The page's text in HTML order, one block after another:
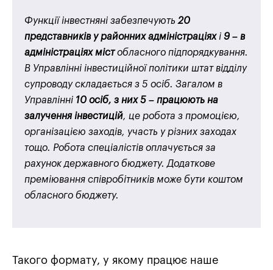
Функції інвестняні забезпечують20
представників у районних адміністраціяхі 9 – в
адміністраціях містобласного підпорядкування.
В Управлінні інвестиційної політики штат відділу
супроводу складається з 5 осіб. Загалом в
Управлінні 10 осіб, з них 5 – працюють на
залучення інвестицій, це робота з промоцією,
організацією заходів, участь у різних заходах
тощо. Робота спеціалістів оплачується за
рахунок державного бюджету. Додаткове
преміювання співробітників може бути коштом
обласного бюджету.
Такого формату, у якому працює наше